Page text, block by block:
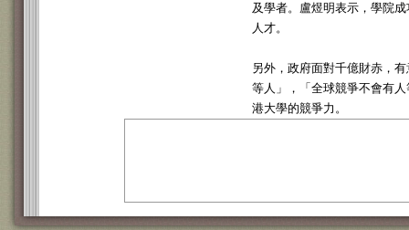
及學者。盧煜明表示，學院
人才。
另外，政府面對千億財赤，
等人」，「全球競爭不會有
港大學的競爭力。